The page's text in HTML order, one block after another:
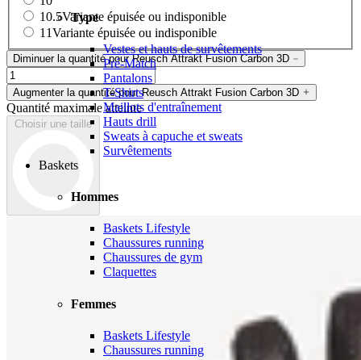
Type
Vestes et hauts de survêtements
Pré-Match
Pantalons
T-Shirts
Maillots d'entraînement
Hauts drill
Sweats à capuche et sweats
Survêtements
Baskets
Hommes
Baskets Lifestyle
Chaussures running
Chaussures de gym
Claquettes
Femmes
Baskets Lifestyle
Chaussures running
10.5Variante épuisée ou indisponible
11Variante épuisée ou indisponible
Diminuer la quantité pour Reusch Attrakt Fusion Carbon 3D
Augmenter la quantité pour Reusch Attrakt Fusion Carbon 3D
Quantité maximale atteinte
Choisir une taille